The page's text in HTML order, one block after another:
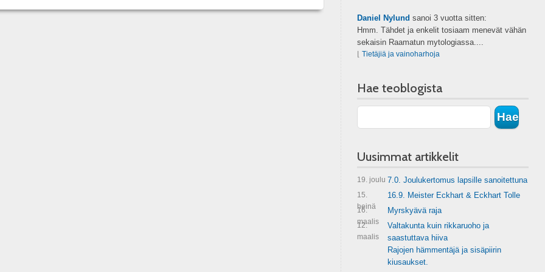
Daniel Nylund sanoi 3 vuotta sitten:
Hmm. Tähdet ja enkelit tosiaam menevät vähän
sekaisin Raamatun mytologiassa....
Tietäjiä ja vainoharhoja
Hae teoblogista
Uusimmat artikkelit
19. joulu 7.0. Joulukertomus lapsille sanoitettuna
15.
heinä
16.9. Meister Eckhart & Eckhart Tolle
16.
maalis
Myrskyävä raja
12.
maalis
Valtakunta kuin rikkaruoho ja
saastuttava hiiva
Rajojen hämmentäjä ja sisäpiirin
kiusaukset.